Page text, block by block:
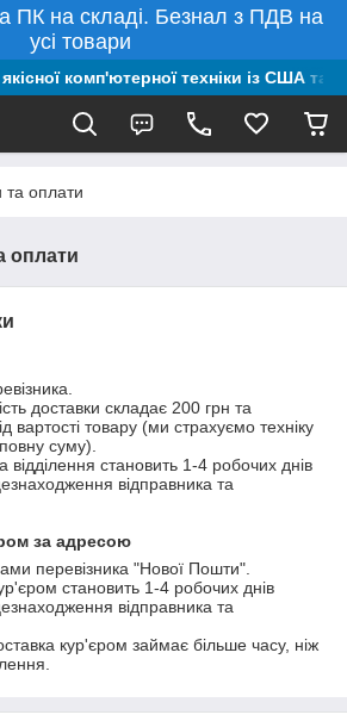
ПК на складі. Безнал з ПДВ на
усі товари
комп'ютерної техніки із США та
та оплати
оплати
доставки складає 200 грн та
вартості товару (ми страхуємо техніку
суму).
відділення становить 1-4 робочих днів
відправника та
за адресою
перевізника "Нової Пошти".
становить 1-4 робочих днів
відправника та
кур'єром займає більше часу, ніж